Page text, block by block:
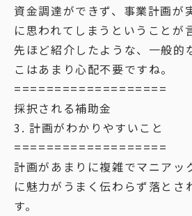
資金調達ができず、事業計画が
に思われてしまうということが
先ほど紹介したような、一般的
こはあまり心配不要ですね。
===================
採択される補助金
3. 計画がわかりやすいこと
===================
計画があまりに複雑でマニアッ
に魅力がうまく伝わらず落とさ
す。